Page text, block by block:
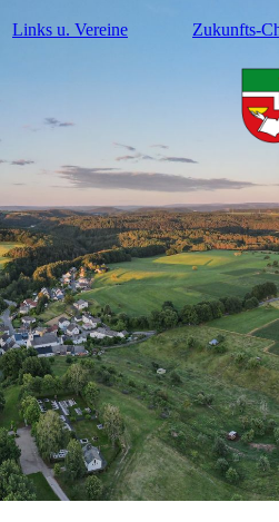
Links u. Vereine Zukunfts-